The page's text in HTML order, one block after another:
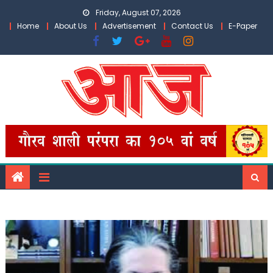
Friday, August 07, 2026
Home
About Us Advertisement Contact Us E-Paper